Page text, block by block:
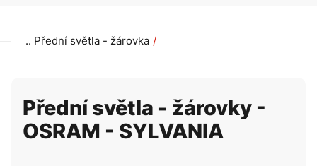
Přední světla - žárovka
Přední světla - žárovky -
OSRAM - SYLVANIA